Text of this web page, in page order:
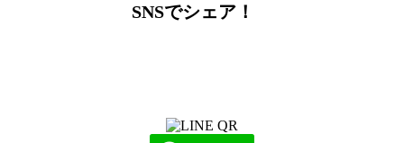
SNSでシェア！